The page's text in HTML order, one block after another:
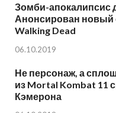
Зомби-апокалипсис
Анонсирован новый
Walking Dead
06.10.2019
Не персонаж, а
из Mortal Kombat 11
Кэмерона